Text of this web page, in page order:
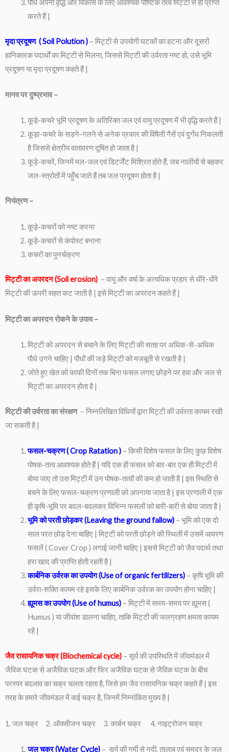
पौधे अपनी वृद्धि और विकास के लिए आवश्यक पौष्टिक तत्व मिट्टी से ही प्राप्त
करते हैं |
मृदा प्रदूषण ( Soil Polution ) – मिट्टी से उपयोगी घटकों का हटना और दूसरों
हानिकारक पदार्थों का मिट्टी से मिलना, जिससे मिट्टी की उर्वरता नष्ट हो, उसे भूमि
प्रदूषण या मृदा प्रदूषण कहते हैं |
मानव पर दुष्प्रभाव –
कूड़े-कचरे भूमि प्रदूषण के अतिरिक्त जल एवं वायु प्रदूषण में भी वृद्धि करते हैं |
कूड़ा-कचरे के सड़ने-गलने से अनेक प्रकार की विषैली गैसें एवं दुर्गंध निकलती
है जिससे क्षेत्रीय वातावरण दूषित हो जाता है |
कूड़े-कचरें, जिनमें मल-जल एवं डिटर्जेंट मिश्रित होते हैं, जब नालीयों से बहकर
जल-स्त्रोतों में पहुँच जाते हैं तब जल प्रदूषण होता है |
नियंत्रण –
कूड़े-कचरों को नष्ट करना
कूड़े-कचरों से कंपोस्ट बनाना
कचरों का पुनर्चक्रण
मिट्टी का अपरदन (Soil erosion) – वायु और वर्षा के अत्यधिक प्रहार से धीरे-धीरे
मिट्टी की ऊपरी सहत कट जाती है | इसे मिट्टी का अपरदन कहते हैं |
मिट्टी का अपरदन रोकने के उपाय –
मिट्टी को अपरदन से बचाने के लिए मिट्टी की सतह पर अधिक-से-अधिक
पौधे उगने चाहिए | पौधों की जड़े मिट्टी को मजबूती से रखती है |
जोते हुए खेत को काफी दिनों तक बिना फसल लगाए छोड़ने पर हवा और जल से
मिट्टी का अपरदन होता है |
मिट्टी की उर्वरता का संरक्षण– निम्नलिखित विधियों द्वारा मिट्टी की उर्वरता कायम रखी
जा सकती है |
फसल-चक्रण ( Crop Ratation )– किसी विशेष फसल के लिए कुछ विशेष
पोषक-तत्व आवश्यक होते हैं | यदि एक ही फसल को बार-बार एक ही मिट्टी में
बोया जाए तो उस मिट्टी में उन पोषक-तत्वों की कम हो जाती है | इस स्थिति से
बचने के लिए फसल-चक्रण प्रणाली को अपनाया जाता है | इस प्रणाली में एक
ही कृषि-भूमि पर बदल-बदलकर विभिन्न फसलों को बारी-बारी से बोया जाता है |
भूमि को परती छोड़कर (Leaving the ground fallow)– भूमि को एक दो
साल परत छोड़ देना चाहिए | मिट्टी को परती छोड़ने की स्थिली में उसमें आवरण
फसलें ( Cover Crop ) लगाई जानी चाहिए | इससे मिट्टी को जैव पदार्थ तथा
हरा खाद की प्राप्ति होती रहती है |
कार्बनिक उर्वरक का उपयोग (Use of organic fertilizers) – कृषि भूमि की
उर्वरा-शक्ति कायम रहे इसके लिए कार्बनिक उर्वरक का उपयोग होना चाहिए |
ह्यूमस का उपयोग (Use of humus) – मिट्टी में समय-समय पर ह्यूमस (
Humus ) या जीवांश डालना चाहिए, ताकि मिट्टी की जलग्रहण क्षमता कायम
रहें |
जैव रासायनिक चक्र (Biochemical cycle) – सूर्य की उपस्थिति में जीवमंडल में
जैविक घटक से अजैविक घटक और फिर अजैविक घटक से जैविक घटक के बीच
परस्पर बदलाव का चक्र चलता रहता है, जिसे हम जैव रासायनिक चक्र कहते हैं | इस
तरह के हमारे जीवमंडल में कई चक्र है, जिनमें निम्नांकित मुख्य है |
1. जल चक्र 2. ऑक्सीजन चक्र 3. कार्बन चक्र 4. नाइट्रोजन चक्र
जल चक्र (Water Cycle)– सूर्य की गर्मी से नदी, तालाब एवं समुद्र के जल